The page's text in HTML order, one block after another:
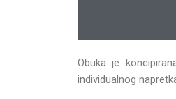
Obuka je
individualnog